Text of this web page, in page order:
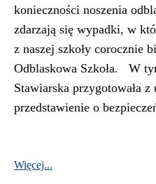
konieczności noszenia
zdarzają się wypadki, w
z naszej szkoły corocznie
Odblaskowa Szkoła. W
Stawiarska przygotowała
przedstawienie o
Więcej...